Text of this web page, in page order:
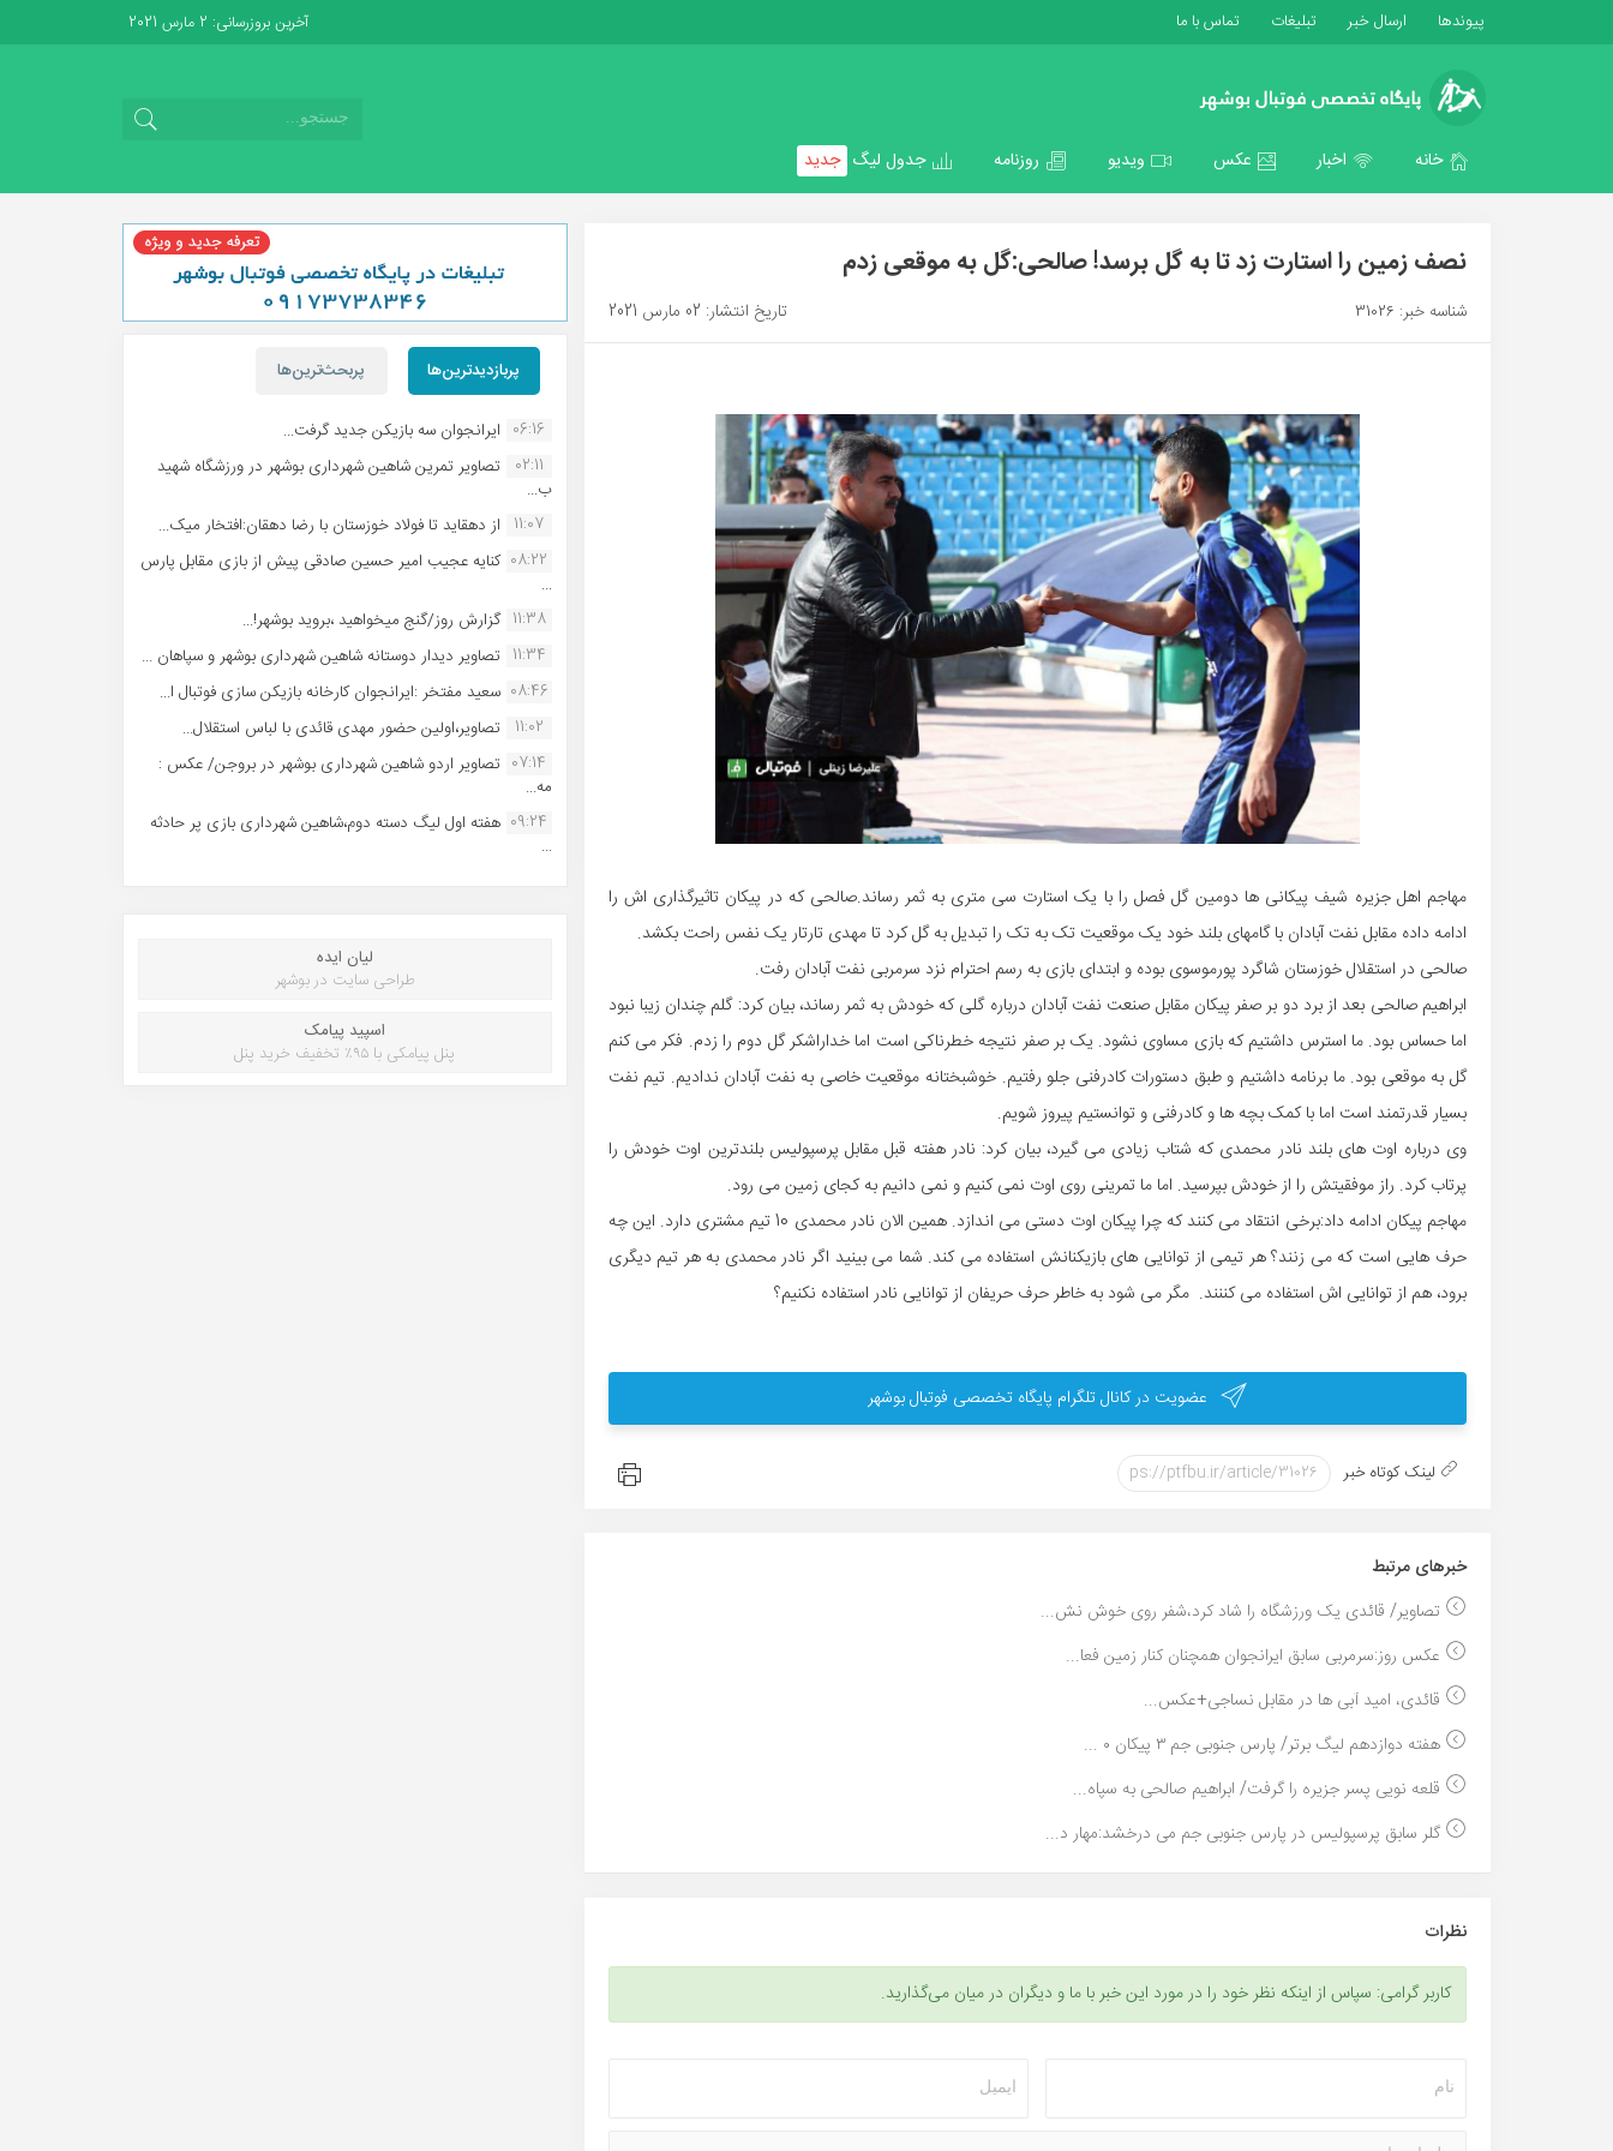
پیوندها ارسال خبر تبلیغات تماس با ما آخرین بروزرسانی: 2 مارس 2021
خانه اخبار عکس ویدیو روزنامه جدول لیگ جدید
نصف زمین را استارت زد تا به گل برسد! صالحی:گل به موقعی زدم
شناسه خبر: 31026 تاریخ انتشار: 02 مارس 2021
مهاجم اهل جزیره شیف پیکانی ها دومین گل فصل را با یک استارت سی متری به ثمر رساند.صالحی که در پیکان تاثیرگذاری اش را
ادامه داده مقابل نفت آبادان با گامهای بلند خود یک موقعیت تک به تک را تبدیل به گل کرد تا مهدی تارتار یک نفس راحت بکشد.
صالحی در استقلال خوزستان شاگرد پورموسوی بوده و ابتدای بازی به رسم احترام نزد سرمربی نفت آبادان رفت.
ابراهیم صالحی بعد از برد دو بر صفر پیکان مقابل صنعت نفت آبادان درباره گلی که خودش به ثمر رساند، بیان کرد: گلم چندان زیبا نبود
اما حساس بود. ما استرس داشتیم که بازی مساوی نشود. یک بر صفر نتیجه خطرناکی است اما خداراشکر گل دوم را زدم. فکر می کنم
گل به موقعی بود. ما برنامه داشتیم و طبق دستورات کادرفنی جلو رفتیم. خوشبختانه موقعیت خاصی به نفت آبادان ندادیم. تیم نفت
بسیار قدرتمند است اما با کمک بچه ها و کادرفنی و توانستیم پیروز شویم.
وی درباره اوت های بلند نادر محمدی که شتاب زیادی می گیرد، بیان کرد: نادر هفته قبل مقابل پرسپولیس بلندترین اوت خودش را
پرتاب کرد. راز موفقیتش را از خودش بپرسید. اما ما تمرینی روی اوت نمی کنیم و نمی دانیم به کجای زمین می رود.
مهاجم پیکان ادامه داد:برخی انتقاد می کنند که چرا پیکان اوت دستی می اندازد. همین الان نادر محمدی 10 تیم مشتری دارد. این چه
حرف هایی است که می زنند؟ هر تیمی از توانایی های بازیکنانش استفاده می کند. شما می بینید اگر نادر محمدی به هر تیم دیگری
برود، هم از توانایی اش استفاده می کننند. مگر می شود به خاطر حرف حریفان از توانایی نادر استفاده نکنیم؟
عضویت در کانال تلگرام پایگاه تخصصی فوتبال بوشهر
لینک کوتاه خبر
خبر‌های مرتبط
تصاویر/ قائدی یک ورزشگاه را شاد کرد،شفر روی خوش نش...
عکس روز:سرمربی سابق ایرانجوان همچنان کنار زمین فعا...
قائدی، امید آبی ها در مقابل نساجی+عکس...
هفته دوازدهم لیگ برتر/ پارس جنوبی جم ۳ پیکان ۰ ...
قلعه نویی پسر جزیره را گرفت/ ابراهیم صالحی به سپاه...
گلر سابق پرسپولیس در پارس جنوبی جم می درخشد:مهار د...
نظرات
کاربر گرامی: سپاس از اینکه نظر خود را در مورد این خبر با ما و دیگران در میان می‌گذارید.
پربازدیدترین‌ها پربحث‌ترین‌ها
06:16 ایرانجوان سه بازیکن جدید گرفت...
02:11
تصاویر تمرین شاهین شهردارى بوشهر در ورزشگاه شهید
ب...
11:07 از دهقاید تا فولاد خوزستان با رضا دهقان:افتخار میک...
08:22 کنایه عجیب امیر حسین صادقی پیش از بازی مقابل پارس
...
11:38 گزارش روز/گنج میخواهید ،بروید بوشهر!...
11:34 تصاویر دیدار دوستانه شاهین شهردارى بوشهر و سپاهان ...
08:46 سعید مفتخر :ایرانجوان کارخانه بازیکن سازی فوتبال ا...
11:02
تصاویر،اولین حضور مهدی قائدی با لباس استقلال...
07:14 تصاویر اردو شاهین شهرداری بوشهر در بروجن/ عکس :
مه...
09:24 هفته اول لیگ دسته دوم،شاهین شهرداری بازی پر حادثه
...
لیان ایده
طراحی سایت در بوشهر
اسپید پیامک
پنل پیامکی با ۹۵٪ تخفیف خرید پنل